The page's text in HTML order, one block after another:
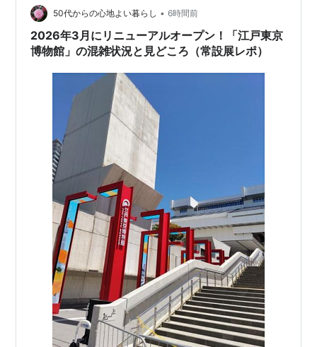
50代からの心地よい暮らし • 6時間前
2026年3月にリニューアルオープン！「江戸東京
博物館」の混雑状況と見どころ（常設展レポ）